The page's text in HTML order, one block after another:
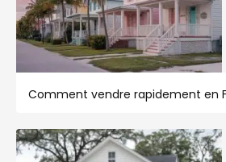
Comment vendre rapidement en